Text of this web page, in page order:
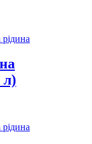
л)